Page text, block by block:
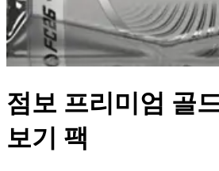
점보 프리미엄 골
보기 팩